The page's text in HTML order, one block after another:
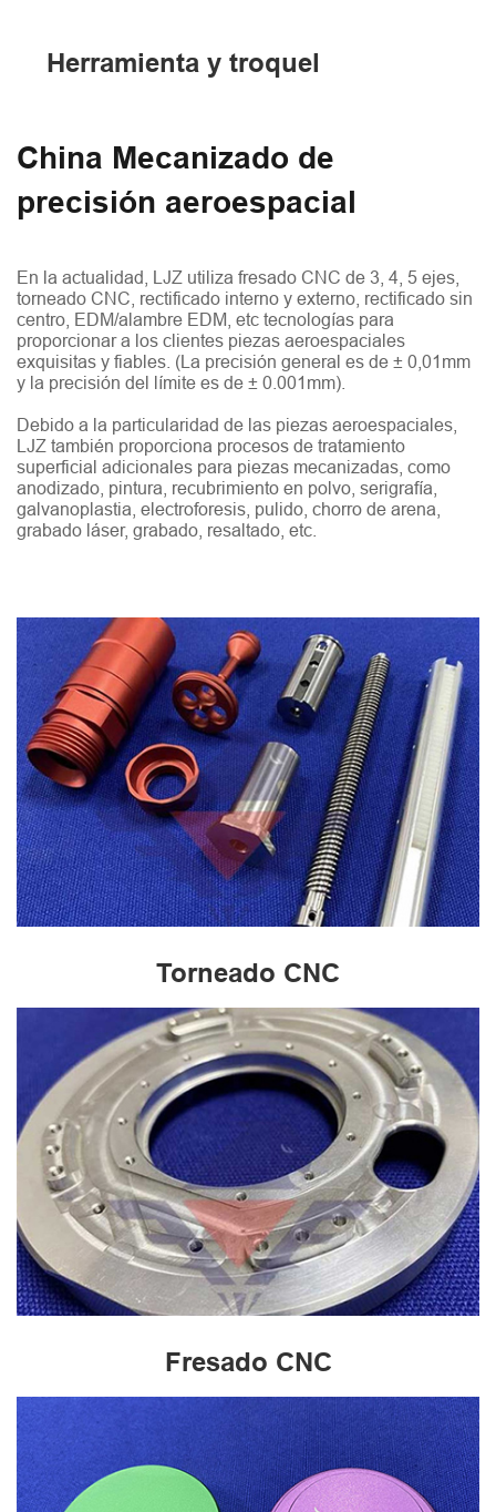
Herramienta y troquel
China Mecanizado de
precisión aeroespacial
En la actualidad, LJZ utiliza fresado CNC de 3, 4, 5 ejes,
torneado CNC, rectificado interno y externo, rectificado sin
centro, EDM/alambre EDM, etc tecnologías para
proporcionar a los clientes piezas aeroespaciales
exquisitas y fiables. (La precisión general es de ± 0,01mm
y la precisión del límite es de ± 0.001mm).
Debido a la particularidad de las piezas aeroespaciales,
LJZ también proporciona procesos de tratamiento
superficial adicionales para piezas mecanizadas, como
anodizado, pintura, recubrimiento en polvo, serigrafía,
galvanoplastia, electroforesis, pulido, chorro de arena,
grabado láser, grabado, resaltado, etc.
Torneado CNC
Fresado CNC